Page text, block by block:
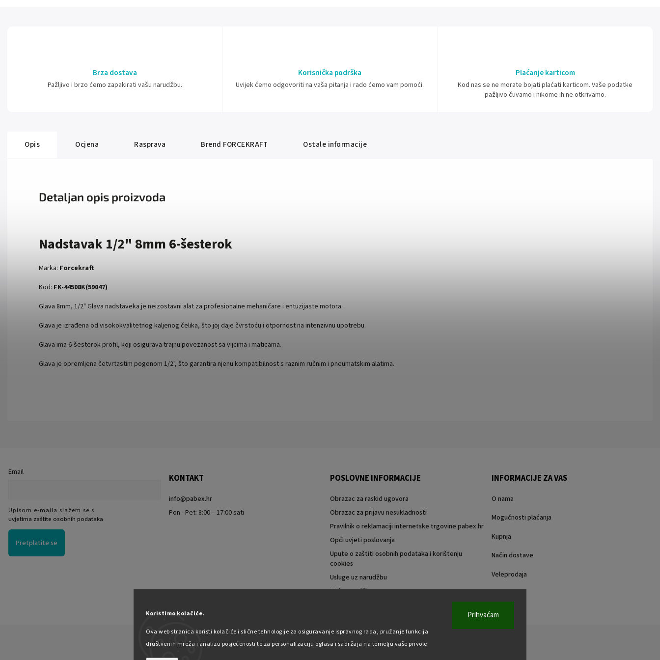
Koristimo kolačiće.
Ova web stranica koristi kolačiće i slične tehnologije za osiguravanje ispravnog rada, pružanje funkcija
društvenih mreža i analizu posjećenosti te za personalizaciju oglasa i sadržaja na temelju vaše privole.
Prihvaćam
Brza dostava
Pažljivo i brzo ćemo zapakirati vašu narudžbu.
Korisnička podrška
Uvijek ćemo odgovoriti na vaša pitanja i rado ćemo vam pomoći.
Plaćanje karticom
Kod nas se ne morate bojati plaćati karticom. Vaše podatke
pažljivo čuvamo i nikome ih ne otkrivamo.
Opis Ocjena Rasprava Brend FORCEKRAFT Ostale informacije
Detaljan opis proizvoda
Nadstavak 1/2" 8mm 6-šesterok
Marka: Forcekraft
Kod: FK-44508K(59047)
Glava 8mm, 1/2" Glava nadstaveka je neizostavni alat za profesionalne mehaničare i entuzijaste motora.
Glava je izrađena od visokokvalitetnog kaljenog čelika, što joj daje čvrstoću i otpornost na intenzivnu upotrebu.
Glava ima 6-šesterok profil, koji osigurava trajnu povezanost sa vijcima i maticama.
Glava je opremljena četvrtastim pogonom 1/2", što garantira njenu kompatibilnost s raznim ručnim i pneumatskim alatima.
Email
Upisom e-maila slažem se s
uvjetima zaštite osobnih podataka
Pretplatite se
KONTAKT
info@pabex.hr
Pon - Pet: 8:00 – 17:00 sati
POSLOVNE INFORMACIJE
Obrazac za raskid ugovora
Obrazac za prijavu nesukladnosti
Pravilnik o reklamaciji internetske trgovine pabex.hr
Opći uvjeti poslovanja
Upute o zaštiti osobnih podataka i korištenju
cookies
Usluge uz narudžbu
Moja narudžba
INFORMACIJE ZA VAS
O nama
Mogućnosti plaćanja
Kupnja
Način dostave
Veleprodaja